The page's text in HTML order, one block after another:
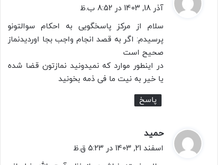
ف
آذر 18, 1403 در 8:52 ب.ظ
سلام از مرکز پاسخگویی به احکام سوالتونو
پرسیدم: اگر به قصد انجام واجب بجا اوردیدنماز
صحیح است
در اینطور موارد که نمیدونید نمازتون قضا شده
یا خیر به نیت ما فی ذمه بخونید
پاسخ
حمید
ف اسفند 21, 1403 در 5:23 ق.ظ